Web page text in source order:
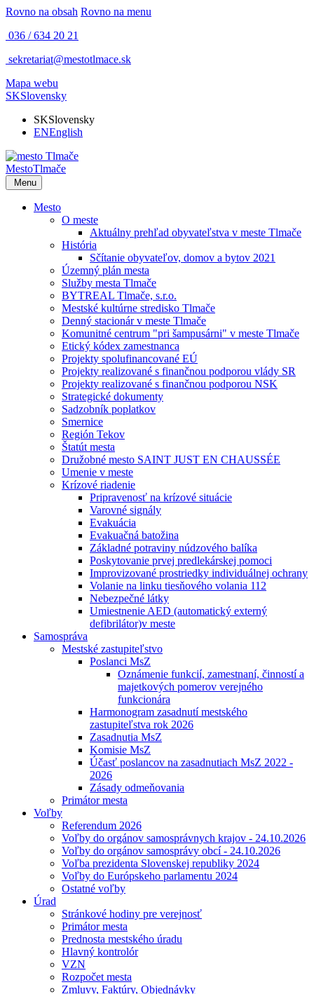
Rovno na obsah Rovno na menu
036 / 634 20 21
sekretariat@mestotlmace.sk
Mapa webu
SKSlovensky
SKSlovensky
ENEnglish
MestoTlmače
Menu
Mesto
O meste
Aktuálny prehľad obyvateľstva v meste Tlmače
História
Sčítanie obyvateľov, domov a bytov 2021
Územný plán mesta
Služby mesta Tlmače
BYTREAL Tlmače, s.r.o.
Mestské kultúrne stredisko Tlmače
Denný stacionár v meste Tlmače
Komunitné centrum "pri šampusárni" v meste Tlmače
Etický kódex zamestnanca
Projekty spolufinancované EÚ
Projekty realizované s finančnou podporou vlády SR
Projekty realizované s finančnou podporou NSK
Strategické dokumenty
Sadzobník poplatkov
Smernice
Región Tekov
Štatút mesta
Družobné mesto SAINT JUST EN CHAUSSÉE
Umenie v meste
Krízové riadenie
Pripravenosť na krízové situácie
Varovné signály
Evakuácia
Evakuačná batožina
Základné potraviny núdzového balíka
Poskytovanie prvej predlekárskej pomoci
Improvizované prostriedky individuálnej ochrany
Volanie na linku tiesňového volania 112
Nebezpečné látky
Umiestnenie AED (automatický externý
defibrilátor)v meste
Samospráva
Mestské zastupiteľstvo
Poslanci MsZ
Oznámenie funkcií, zamestnaní, činností a
majetkových pomerov verejného
funkcionára
Harmonogram zasadnutí mestského
zastupiteľstva rok 2026
Zasadnutia MsZ
Komisie MsZ
Účasť poslancov na zasadnutiach MsZ 2022 -
2026
Zásady odmeňovania
Primátor mesta
Voľby
Referendum 2026
Voľby do orgánov samosprávnych krajov - 24.10.2026
Voľby do orgánov samosprávy obcí - 24.10.2026
Voľba prezidenta Slovenskej republiky 2024
Voľby do Európskeho parlamentu 2024
Ostatné voľby
Úrad
Stránkové hodiny pre verejnosť
Primátor mesta
Prednosta mestského úradu
Hlavný kontrolór
VZN
Rozpočet mesta
Zmluvy, Faktúry, Objednávky